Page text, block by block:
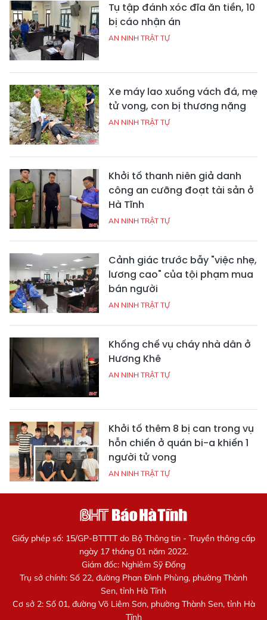
Tụ tập đánh xóc đĩa ăn tiền, 10
bị cáo nhận án
AN NINH TRẬT TỰ
Xe máy lao xuống vách đá, mẹ
tử vong, con bị thương nặng
AN NINH TRẬT TỰ
Khởi tố thanh niên giả danh
công an cưỡng đoạt tài sản ở
Hà Tĩnh
AN NINH TRẬT TỰ
Cảnh giác trước bẫy "việc nhẹ,
lương cao" của tội phạm mua
bán người
AN NINH TRẬT TỰ
Khống chế vụ cháy nhà dân ở
Hương Khê
AN NINH TRẬT TỰ
Khởi tố thêm 8 bị can trong vụ
hỗn chiến ở quán bi-a khiến 1
người tử vong
AN NINH TRẬT TỰ
Giấy phép số: 15/GP-BTTTT do Bộ Thông tin - Truyền thông cấp
ngày 17 tháng 01 năm 2022.
Giám đốc: Nghiêm Sỹ Đống
Trụ sở chính: Số 22, đường Phan Đình Phùng, phường Thành
Sen, tỉnh Hà Tĩnh
Cơ sở 2: Số 01, đường Võ Liêm Sơn, phường Thành Sen, tỉnh Hà
Tĩnh